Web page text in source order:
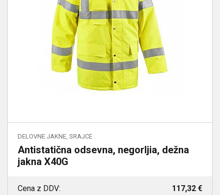
DELOVNE JAKNE, SRAJCE
Antistatična odsevna, negorljia, dežna
jakna X40G
Cena z DDV:
117,32 €